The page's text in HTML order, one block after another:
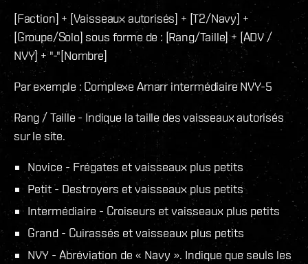
[Faction] + [Vaisseaux autorisés] + [T2/Navy] +
[Groupe/Solo] sous forme de : [Rang/Taille] + [ADV /
NVY] + "-"[Nombre]
Par exemple : Complexe Amarr intermédiaire NVY-5
Rang / Taille - Indique la taille des vaisseaux autorisés
sur le site.
Novice - Frégates et vaisseaux plus petits
Petit - Destroyers et vaisseaux plus petits
Intermédiaire - Croiseurs et vaisseaux plus petits
Grand - Cuirassés et vaisseaux plus petits
NVY - Abréviation de « Navy ». Indique que seuls les